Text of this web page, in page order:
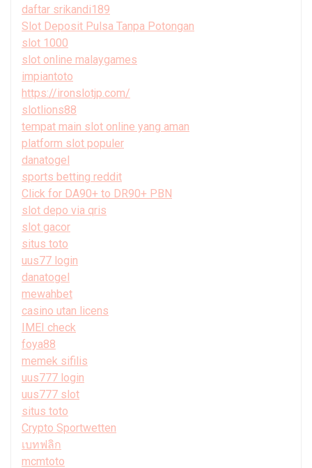
daftar srikandi189
Slot Deposit Pulsa Tanpa Potongan
slot 1000
slot online malaygames
impiantoto
https://ironslotjp.com/
slotlions88
tempat main slot online yang aman
platform slot populer
danatogel
sports betting reddit
Click for DA90+ to DR90+ PBN
slot depo via qris
slot gacor
situs toto
uus77 login
danatogel
mewahbet
casino utan licens
IMEI check
foya88
memek sifilis
uus777 login
uus777 slot
situs toto
Crypto Sportwetten
เบทฟลิก
mcmtoto